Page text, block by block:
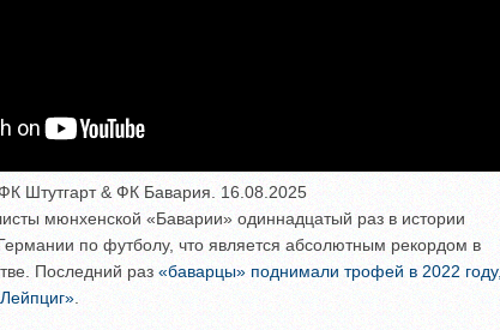
Штутгарт & ФК Бавария. 16.08.2025
мюнхенской «Баварии» одиннадцатый раз в истории
по футболу, что является абсолютным рекордом в
Последний раз «баварцы» поднимали трофей в 2022 году,